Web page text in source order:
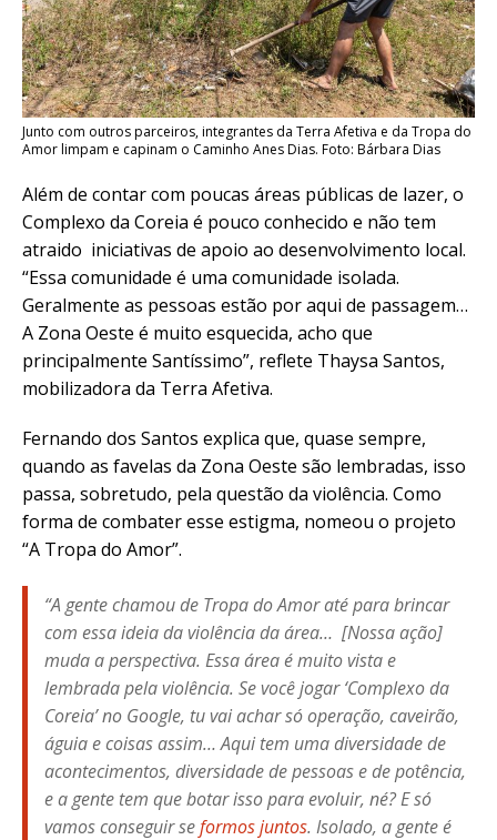
Junto com outros parceiros, integrantes da Terra Afetiva e da Tropa do
Amor limpam e capinam o Caminho Anes Dias. Foto: Bárbara Dias
Além de contar com poucas áreas públicas de lazer, o
Complexo da Coreia é pouco conhecido e não tem
atraido iniciativas de apoio ao desenvolvimento local.
“Essa comunidade é uma comunidade isolada.
Geralmente as pessoas estão por aqui de passagem…
A Zona Oeste é muito esquecida, acho que
principalmente Santíssimo”, reflete Thaysa Santos,
mobilizadora da Terra Afetiva.
Fernando dos Santos explica que, quase sempre,
quando as favelas da Zona Oeste são lembradas, isso
passa, sobretudo, pela questão da violência. Como
forma de combater esse estigma, nomeou o projeto
“A Tropa do Amor”.
“A gente chamou de Tropa do Amor até para brincar
com essa ideia da violência da área… [Nossa ação]
muda a perspectiva. Essa área é muito vista e
lembrada pela violência. Se você jogar ‘Complexo da
Coreia’ no Google, tu vai achar só operação, caveirão,
águia e coisas assim… Aqui tem uma diversidade de
acontecimentos, diversidade de pessoas e de potência,
e a gente tem que botar isso para evoluir, né? E só
vamos conseguir seformos juntos. Isolado, a gente é